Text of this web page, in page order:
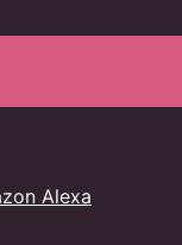
Alexa